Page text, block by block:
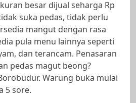
besar dijual seharga Rp
suka pedas, tidak perlu
mangut dengan rasa
pula menu lainnya seperti
dan terancam. Penasaran
pedas magut beong?
Warung buka mulai
5 sore.